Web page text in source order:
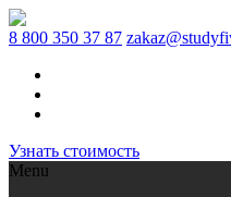
8 800 350 37 87
Узнать стоимость
Menu